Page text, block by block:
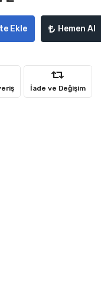
Ekle Hemen Al
İade ve Değişim